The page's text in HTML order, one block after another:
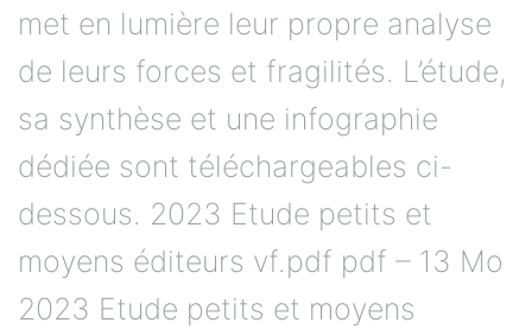
met en lumière leur propre analyse
de leurs forces et fragilités. L’étude,
sa synthèse et une infographie
dédiée sont téléchargeables ci-
dessous. 2023 Etude petits et
moyens éditeurs vf.pdf pdf – 13 Mo
2023 Etude petits et moyens